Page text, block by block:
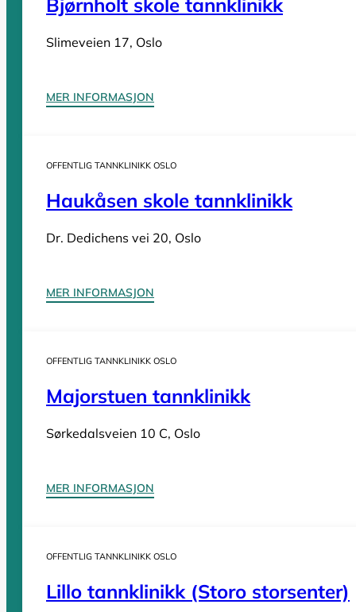
Slimeveien 17, Oslo
MER INFORMASJON
OFFENTLIG TANNKLINIKK OSLO
Haukåsen skole tannklinikk
Dr. Dedichens vei 20, Oslo
MER INFORMASJON
OFFENTLIG TANNKLINIKK OSLO
Majorstuen tannklinikk
Sørkedalsveien 10 C, Oslo
MER INFORMASJON
OFFENTLIG TANNKLINIKK OSLO
Lillo tannklinikk (Storo storsenter)
Tannleger etter fylke
Tannleger Akershus
Tannleger Buskerud
Tannleger Innlandet
Tannleger Nordland
Tannleger Rogaland
Tannleger Troms
Tannleger Trøndelag
Tannleger Norge forsideSøk etter tannlegeHva koster